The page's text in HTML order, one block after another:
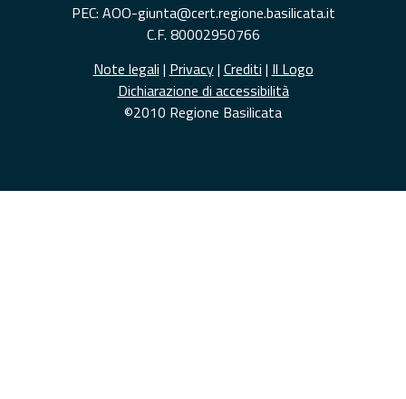
PEC: AOO-giunta@cert.regione.basilicata.it
C.F. 80002950766
Note legali | Privacy| Crediti | Il Logo
Dichiarazione di accessibilità
©2010 Regione Basilicata